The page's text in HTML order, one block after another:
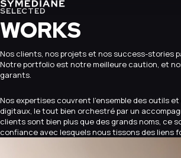
SELECTED
WORKS
Nos clients, nos projets et nos success-stories
Notre portfolio est notre meilleure caution, et
garants.
Nos expertises couvrent l’ensemble des outils
digitaux, le tout bien orchestré par un
clients sont bien plus que des grands noms, ce
confiance avec lesquels nous tissons des liens